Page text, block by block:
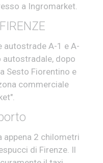
a Ingromarket.
autostrade A-1 e A-
dopo
Sesto Fiorentino e
commerciale
appena 2 chilometri
di Firenze. Il